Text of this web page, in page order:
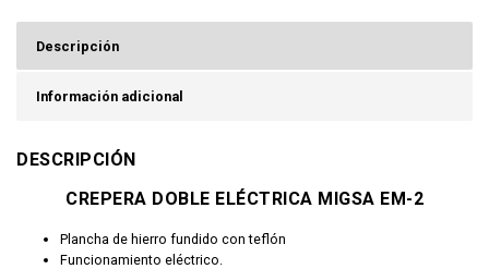
Descripción
Información adicional
DESCRIPCIÓN
CREPERA DOBLE ELÉCTRICA MIGSA EM-2
Plancha de hierro fundido con teflón
Funcionamiento eléctrico.